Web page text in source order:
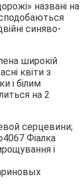
названі на
синяво-
широкій
квіти з
і білим
на 2
серцевини;